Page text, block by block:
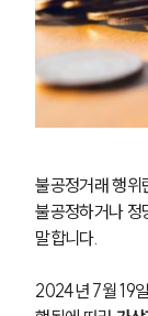
불공정거래 행위
불공정하거나 정
말합니다.
2024년 7월 19